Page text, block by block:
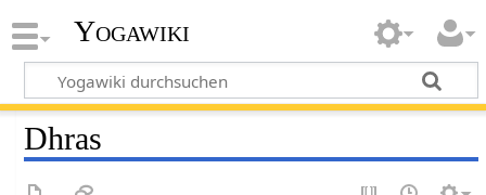
Yogawiki
Dhras